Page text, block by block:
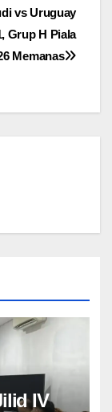
vs Uruguay
Grup H Piala
Memanas
IV